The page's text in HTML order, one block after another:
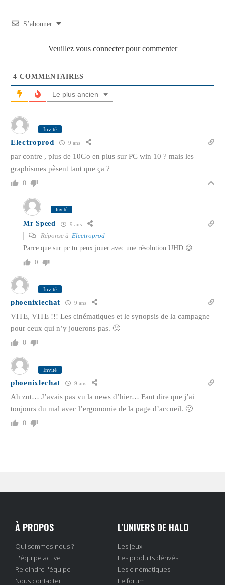
S’abonner
Veuillez vous connecter pour commenter
4 COMMENTAIRES
Le plus ancien
Invité
Electroprod 9 ans
par contre , plus de 10Go en plus sur PC win 10 ? mais les
graphismes pèsent tant que ça ?
0
Invité
Mr Speed 9 ans
Réponse à Electroprod
Parce que sur pc tu peux jouer avec une résolution UHD 😉
0
Invité
phoenixlechat 9 ans
VITE, VITE !!! Les cinématiques et le synopsis de la campagne
pour ceux qui n’y jouerons pas. 🙂
0
Invité
phoenixlechat 9 ans
Ah zut… J’avais pas vu la news d’hier… Faut dire que j’ai
toujours du mal avec l’ergonomie de la page d’accueil. 🙁
0
À PROPOS
Qui sommes-nous ?
L'équipe active
Rejoindre l'équipe
Nous contacter
L'UNIVERS DE HALO
Les jeux
Les produits dérivés
Les cinématiques
Le forum